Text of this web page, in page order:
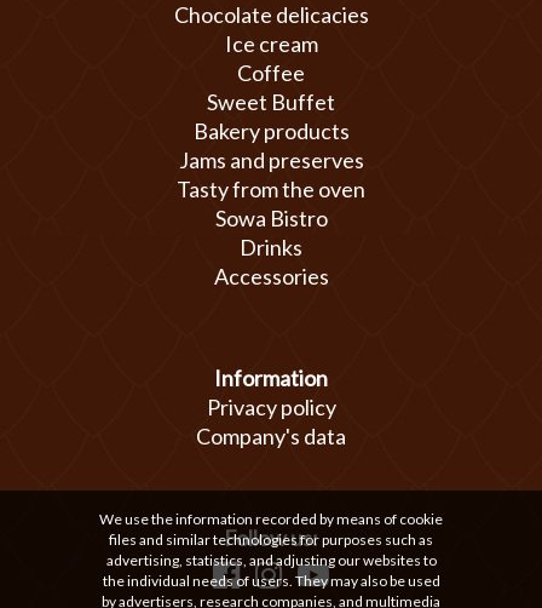
Chocolate delicacies
Ice cream
Coffee
Sweet Buffet
Bakery products
Jams and preserves
Tasty from the oven
Sowa Bistro
Drinks
Accessories
Information
Privacy policy
Company's data
Follow us:
We use the information recorded by means of cookie
files and similar technologies for purposes such as
advertising, statistics, and adjusting our websites to
the individual needs of users. They may also be used
by advertisers, research companies, and multimedia